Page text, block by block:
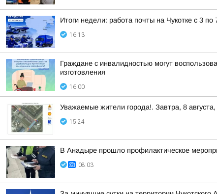
Итоги недели: работа почты на Чукотке с 3 по
16:13
Граждане с инвалидностью могут
изготовления
16:00
Уважаемые жители города!. Завтра, 8
15:24
В Анадыре прошло профилактическое
08:03